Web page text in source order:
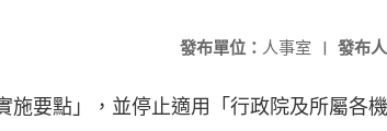
發布人
發布單位： 人事室 |
要點」，並停止適用「行政院及所屬各